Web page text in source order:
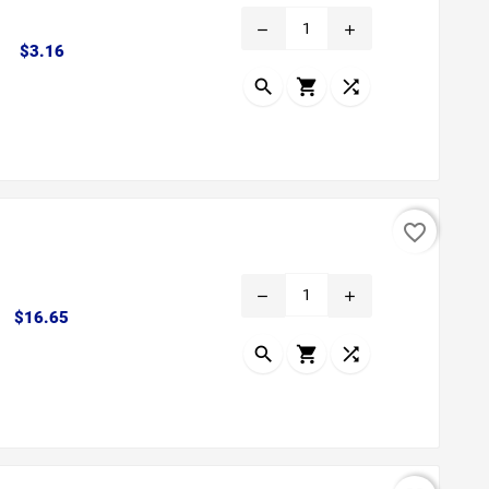
$3.16Precio
remove add
  
$16.65
remove add
  
favorite_border